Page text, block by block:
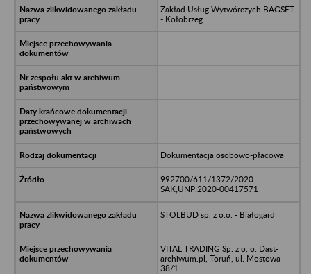
Zakład Usług Wytwórczych BAGSET
- Kołobrzeg
Dokumentacja osobowo-płacowa
992700/611/1372/2020-
SAK;UNP:2020-00417571
STOLBUD sp. z o.o. - Białogard
VITAL TRADING Sp. z o. o. Dast-
archiwum.pl, Toruń, ul. Mostowa
38/1